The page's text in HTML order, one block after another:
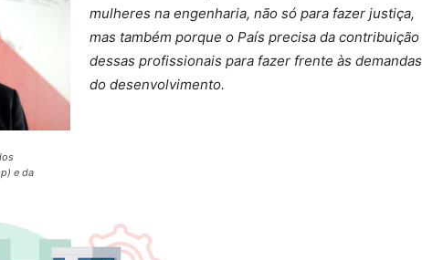
e da
mulheres na engenharia, não só para fazer justiça,
mas também porque o País precisa da contribuição
dessas profissionais para fazer frente às demandas
do desenvolvimento.